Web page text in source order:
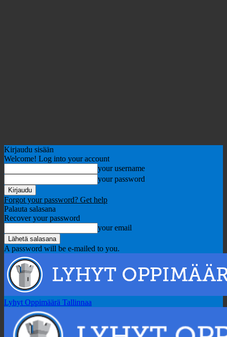
Kirjaudu sisään
Welcome! Log into your account
your username
your password
Forgot your password? Get help
Palauta salasana
Recover your password
your email
A password will be e-mailed to you.
Lyhyt Oppimäärä Tallinnaa